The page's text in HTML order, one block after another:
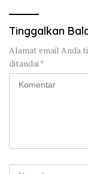
Tinggalkan
Alamat email Anda
ditandai *